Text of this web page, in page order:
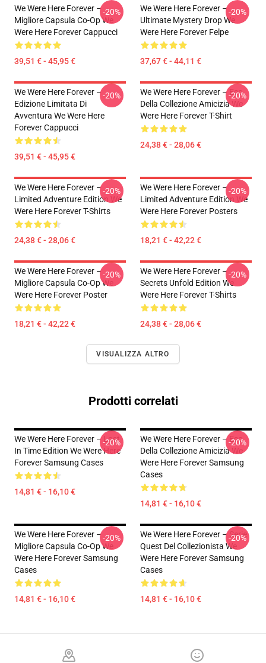
We Were Here Forever –
Migliore Capsula Co-Op We
Were Here Forever Cappucci
39,51 € - 45,95 €
-20%
We Were Here Forever –
Ultimate Mystery Drop We
Were Here Forever Felpe
37,67 € - 44,11 €
-20%
We Were Here Forever –
Edizione Limitata Di
Avventura We Were Here
Forever Cappucci
39,51 € - 45,95 €
-20%
We Were Here Forever – Eco
Della Collezione Amicizia We
Were Here Forever T-Shirt
24,38 € - 28,06 €
-20%
We Were Here Forever –
Limited Adventure Edition We
Were Here Forever T-Shirts
24,38 € - 28,06 €
-20%
We Were Here Forever –
Limited Adventure Edition We
Were Here Forever Posters
18,21 € - 42,22 €
-20%
We Were Here Forever –
Migliore Capsula Co-Op We
Were Here Forever Poster
18,21 € - 42,22 €
-20%
We Were Here Forever –
Secrets Unfold Edition We
Were Here Forever T-Shirts
24,38 € - 28,06 €
-20%
VISUALIZZA ALTRO
Prodotti correlati
We Were Here Forever – Lost
In Time Edition We Were Here
Forever Samsung Cases
14,81 € - 16,10 €
-20%
We Were Here Forever – Eco
Della Collezione Amicizia We
Were Here Forever Samsung
Cases
14,81 € - 16,10 €
-20%
We Were Here Forever –
Migliore Capsula Co-Op We
Were Here Forever Samsung
Cases
14,81 € - 16,10 €
-20%
We Were Here Forever – Serie
Quest Del Collezionista We
Were Here Forever Samsung
Cases
14,81 € - 16,10 €
-20%